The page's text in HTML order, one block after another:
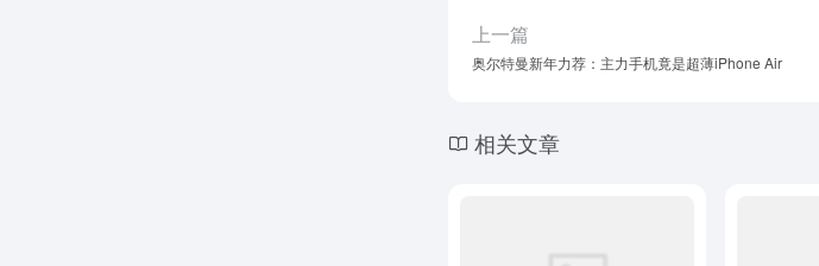
上一篇
奥尔特曼新年力荐：主力手机竟是超薄iPhone Air
相关文章